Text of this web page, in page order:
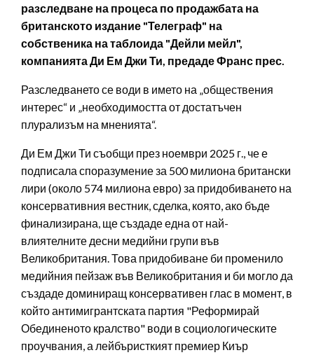
разследване на процеса по продажбата на
британското издание "Телеграф" на
собственика на таблоида "Дейли мейл",
компанията Ди Ем Джи Ти, предаде Франс прес.
Разследването се води в името на „обществения
интерес“ и „необходимостта от достатъчен
плурализъм на мненията“.
Ди Ем Джи Ти съобщи през ноември 2025 г., че е
подписала споразумение за 500 милиона британски
лири (около 574 милиона евро) за придобиването на
консервативния вестник, сделка, която, ако бъде
финализирана, ще създаде една от най-
влиятелните десни медийни групи във
Великобритания. Това придобиване би променило
медийния пейзаж във Великобритания и би могло да
създаде доминиращ консервативен глас в момент, в
който антимигрантската партия "Реформирай
Обединеното кралство" води в социологическите
проучвания, а лейбъристкият премиер Киър